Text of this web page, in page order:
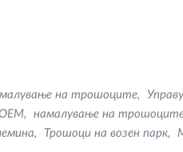
на трошоците
намалување на
Трошоци на возен парк